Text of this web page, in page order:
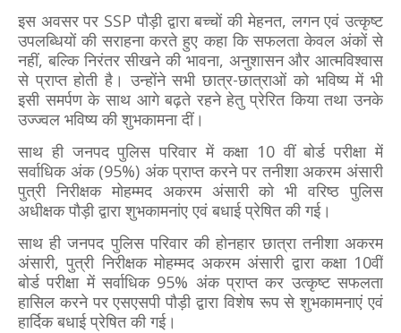
इस अवसर पर SSP पौड़ी द्वारा बच्चों की मेहनत, लगन एवं उत्कृष्ट
उपलब्धियों की सराहना करते हुए कहा कि सफलता केवल अंकों से
नहीं, बल्कि निरंतर सीखने की भावना, अनुशासन और आत्मविश्वास
से प्राप्त होती है। उन्होंने सभी छात्र-छात्राओं को भविष्य में भी
इसी समर्पण के साथ आगे बढ़ते रहने हेतु प्रेरित किया तथा उनके
उज्ज्वल भविष्य की शुभकामना दीं।
साथ ही जनपद पुलिस परिवार में कक्षा 10 वीं बोर्ड परीक्षा में
सर्वाधिक अंक (95%) अंक प्राप्त करने पर तनीशा अकरम अंसारी
पुत्री निरीक्षक मोहम्मद अकरम अंसारी को भी वरिष्ठ पुलिस
अधीक्षक पौड़ी द्वारा शुभकामनांए एवं बधाई प्रेषित की गई।
साथ ही जनपद पुलिस परिवार की होनहार छात्रा तनीशा अकरम
अंसारी, पुत्री निरीक्षक मोहम्मद अकरम अंसारी द्वारा कक्षा 10वीं
बोर्ड परीक्षा में सर्वाधिक 95% अंक प्राप्त कर उत्कृष्ट सफलता
हासिल करने पर एसएसपी पौड़ी द्वारा विशेष रूप से शुभकामनाएं एवं
हार्दिक बधाई प्रेषित की गई।